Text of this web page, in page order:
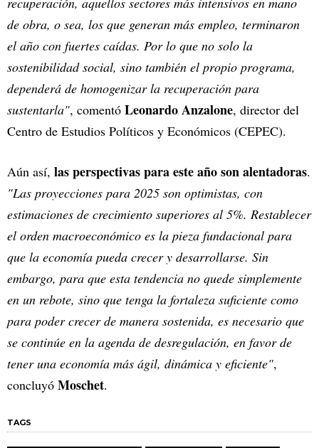
de obra, o sea, los que generan más empleo, terminaron
el año con fuertes caídas. Por lo que no solo la
sostenibilidad social, sino también el propio programa,
dependerá de homogenizar la recuperación para
sustentarla", comentó Leonardo Anzalone, director del
Centro de Estudios Políticos y Económicos (CEPEC).
Aún así, las perspectivas para este año son alentadoras.
"Las proyecciones para 2025 son optimistas, con
estimaciones de crecimiento superiores al 5%. Restablecer
el orden macroeconómico es la pieza fundacional para
que la economía pueda crecer y desarrollarse. Sin
embargo, para que esta tendencia no quede simplemente
en un rebote, sino que tenga la fortaleza suficiente como
para poder crecer de manera sostenida, es necesario que
se continúe en la agenda de desregulación, en favor de
tener una economía más ágil, dinámica y eficiente",
concluyó Moschet.
TAGS